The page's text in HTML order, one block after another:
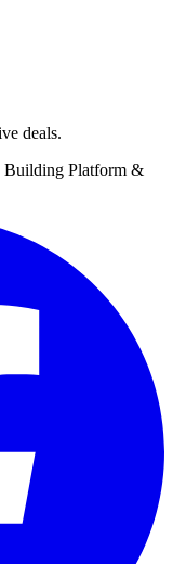
deals.
Building Platform &